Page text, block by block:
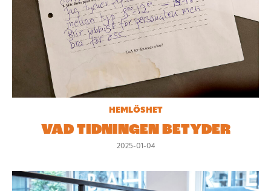
HEMLÖSHET
VAD TIDNINGEN BETYDER
2025-01-04